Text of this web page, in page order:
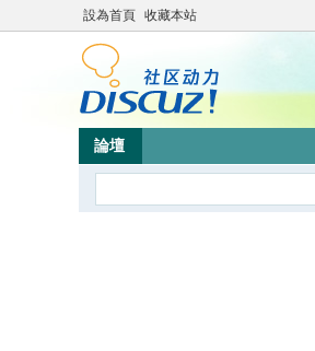
設為首頁 收藏本站
論壇